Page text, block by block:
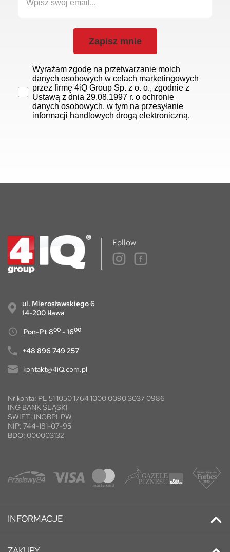
Zapisz mnie
Wyrażam zgodę na przetwarzanie moich
danych osobowych w celach marketingowych
przez firmę 4iQ Group Sp. z o. o., zgodnie z
Ustawą z dnia 29.08.1997 r. o ochronie
danych osobowych, w tym na przesyłanie
informacji handlowych drogą elektroniczną.
Follow
ul. Mierosławskiego 6
14-200 Iława
Pon-Pt 800 - 1600
+48 896 749 257
kontakt@4iQ.com.pl
Nr konta: PL 51 1050 1764 1000 0090 3037 0986
ING BANK ŚLĄSKI
SWIFT: INGBPLPW
NIP: 744-181-07-95
BDO: 000003132
INFORMACJE
Kontakt